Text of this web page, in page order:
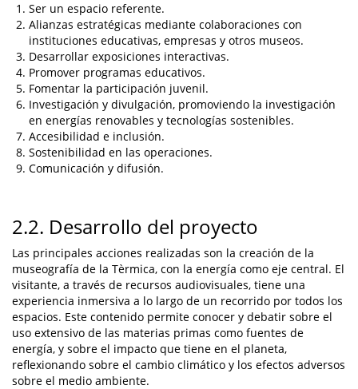
Ser un espacio referente.
Alianzas estratégicas mediante colaboraciones con
instituciones educativas, empresas y otros museos.
Desarrollar exposiciones interactivas.
Promover programas educativos.
Fomentar la participación juvenil.
Investigación y divulgación, promoviendo la investigación
en energías renovables y tecnologías sostenibles.
Accesibilidad e inclusión.
Sostenibilidad en las operaciones.
Comunicación y difusión.
2.2. Desarrollo del proyecto
Las principales acciones realizadas son la creación de la
museografía de la Tèrmica, con la energía como eje central. El
visitante, a través de recursos audiovisuales, tiene una
experiencia inmersiva a lo largo de un recorrido por todos los
espacios. Este contenido permite conocer y debatir sobre el
uso extensivo de las materias primas como fuentes de
energía, y sobre el impacto que tiene en el planeta,
reflexionando sobre el cambio climático y los efectos adversos
sobre el medio ambiente.